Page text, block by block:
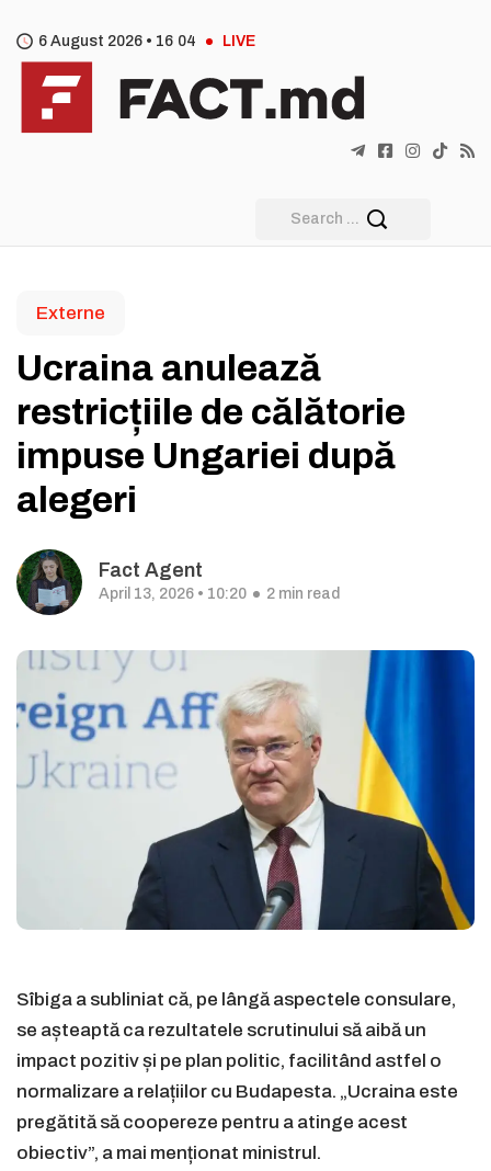
6 August 2026 • 16 04 LIVE
Externe
Ucraina anulează
restricțiile de călătorie
impuse Ungariei după
alegeri
Fact Agent
April 13, 2026 • 10:20 2 min read
Sîbiga a subliniat că, pe lângă aspectele consulare,
se așteaptă ca rezultatele scrutinului să aibă un
impact pozitiv și pe plan politic, facilitând astfel o
normalizare a relațiilor cu Budapesta. „Ucraina este
pregătită să coopereze pentru a atinge acest
obiectiv”, a mai menționat ministrul.